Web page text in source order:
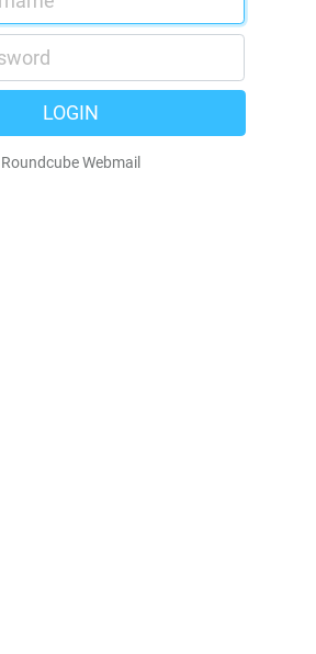
LOGIN
Roundcube Webmail